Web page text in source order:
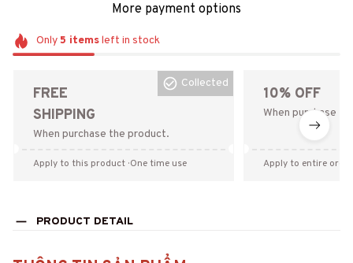
More payment options
Only 5 itemsleft in stock
FREE
SHIPPING
When purchase the product.
Collected
Apply to this product · One time use
10% OFF
When purchase
Apply to entire order
PRODUCT DETAIL